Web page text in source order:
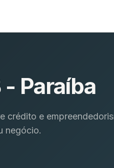
- Paraíba
crédito e
negócio.